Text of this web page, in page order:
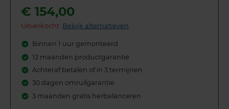
€ 154,00
Uitverkocht: Bekijk alternatieven
Binnen 1 uur gemonteerd
12 maanden productgarantie
Achteraf betalen of in 3 termijnen
30 dagen omruilgarantie
3 maanden gratis herbalanceren